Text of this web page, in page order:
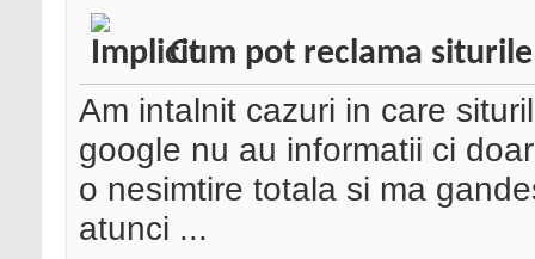
Cum pot reclama
Am intalnit cazuri in care
google nu au informatii ci
o nesimtire totala si ma
atunci ...